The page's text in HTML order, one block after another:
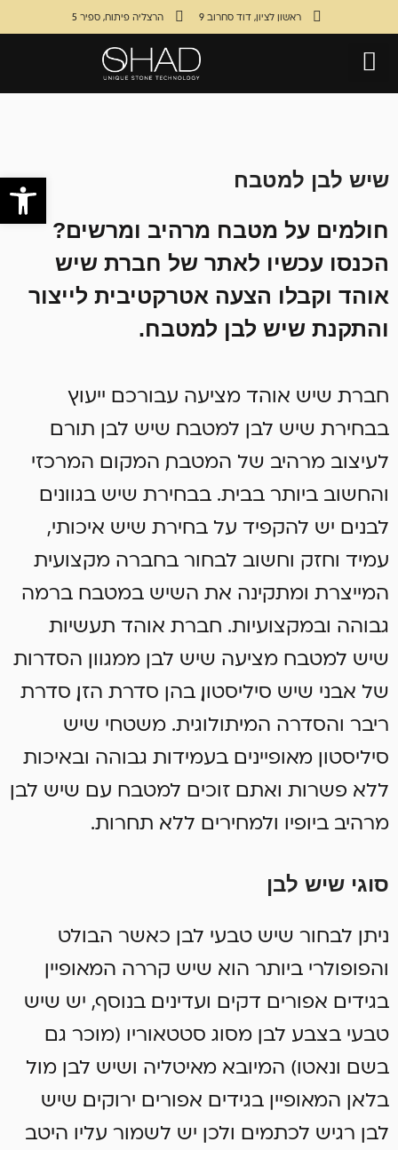
פתח
ראשון לציון , דוד סחרוב 9 הרצליה פיתוח , ספיר 5
שיש לבן למטבח
חולמים על מטבח מרהיב ומרשים?
הכנסו עכשיו לאתר של חברת שיש
אוהד וקבלו הצעה אטרקטיבית לייצור
והתקנת שיש לבן למטבח.
חברת שיש אוהד מציעה עבורכם ייעוץ
בבחירת שיש לבן למטבח. שיש לבן תורם
לעיצוב מרהיב של המטבח, המקום המרכזי
והחשוב ביותר בבית. בבחירת שיש בגוונים
לבנים יש להקפיד על בחירת שיש איכותי,
עמיד וחזק וחשוב לבחור בחברה מקצועית
המייצרת ומתקינה את השיש במטבח ברמה
גבוהה ובמקצועיות. חברת אוהד תעשיות
שיש למטבח מציעה שיש לבן ממגוון הסדרות
של אבני שיש סיליסטון, בהן סדרת הזן, סדרת
ריבר והסדרה המיתולוגית. משטחי שיש
סיליסטון מאופיינים בעמידות גבוהה ובאיכות
ללא פשרות ואתם זוכים למטבח עם שיש לבן
מרהיב ביופיו ולמחירים ללא תחרות.
סוגי שיש לבן
ניתן לבחור שיש טבעי לבן כאשר הבולט
והפופולרי ביותר הוא שיש קררה המאופיין
בגידים אפורים דקים ועדינים. בנוסף, יש שיש
טבעי בצבע לבן מסוג סטטאוריו (מוכר גם
בשם ונאטו) המיובא מאיטליה ושיש לבן מול
בלאן המאופיין בגידים אפורים ירוקים. שיש
לבן רגיש לכתמים ולכן יש לשמור עליו היטב